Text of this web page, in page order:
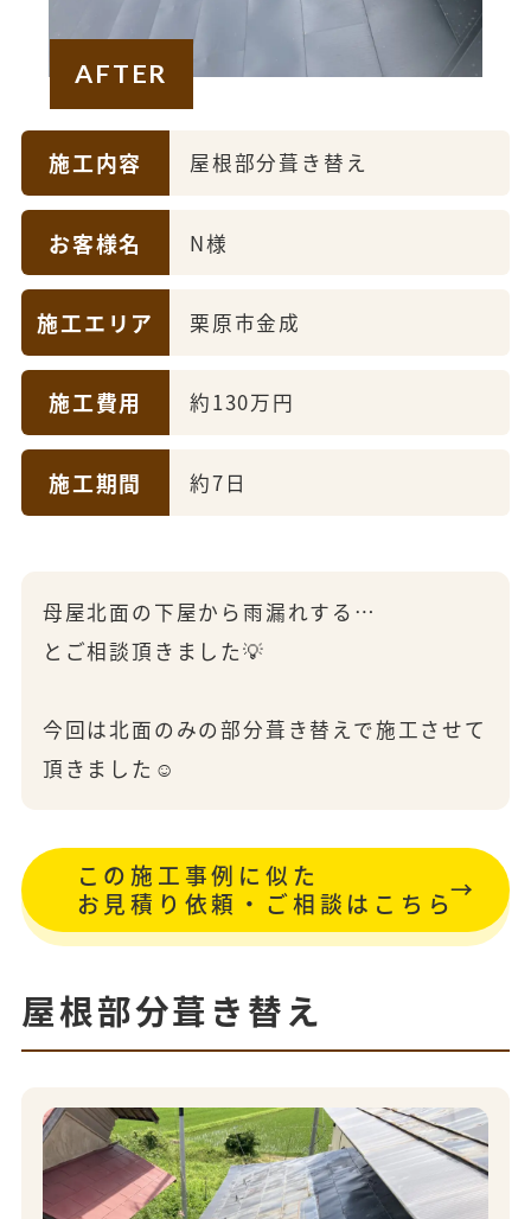
AFTER
施工内容 屋根部分葺き替え
お客様名 N様
施工エリア 栗原市金成
施工費用 約130万円
施工期間 約7日
母屋北面の下屋から雨漏れする…
とご相談頂きました💡
今回は北面のみの部分葺き替えで施工させて
頂きました☺
この施工事例に似た
お見積り依頼・ご相談はこちら
屋根部分葺き替え